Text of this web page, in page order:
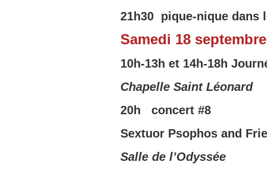
21h30 pique-nique dans
Samedi 18 septembre
10h-13h et 14h-18h
Chapelle Saint Léonard
20h concert #8
Sextuor Psophos and
Salle de l’Odyssée